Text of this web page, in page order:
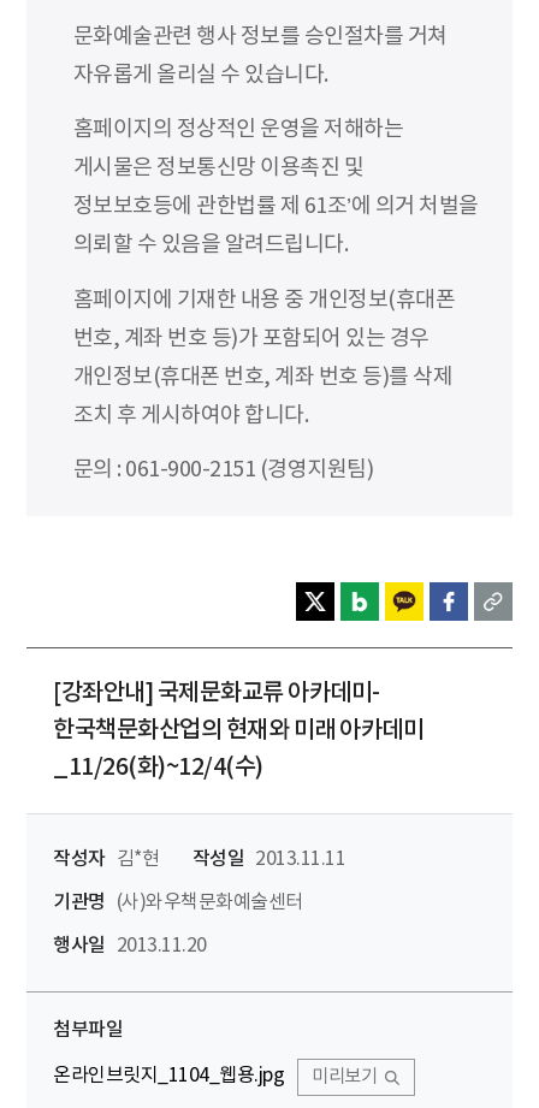
문화예술관련 행사 정보를 승인절차를 거쳐
자유롭게 올리실 수 있습니다.
홈페이지의 정상적인 운영을 저해하는
게시물은 정보통신망 이용촉진 및
정보보호등에 관한법률 제 61조’에 의거 처벌을
의뢰할 수 있음을 알려드립니다.
홈페이지에 기재한 내용 중 개인정보(휴대폰
번호, 계좌 번호 등)가 포함되어 있는 경우
개인정보(휴대폰 번호, 계좌 번호 등)를 삭제
조치 후 게시하여야 합니다.
문의 : 061-900-2151 (경영지원팀)
[강좌안내] 국제문화교류 아카데미-
한국책문화산업의 현재와 미래 아카데미
_11/26(화)~12/4(수)
작성자 김*현 작성일
2013.11.11
기관명
(사)와우책문화예술센터
행사일
2013.11.20
첨부파일
온라인브릿지_1104_웹용.jpg 미리보기